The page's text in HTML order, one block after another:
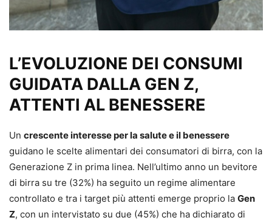
L’EVOLUZIONE DEI CONSUMI
GUIDATA DALLA GEN Z,
ATTENTI AL BENESSERE
Un crescente interesse per la salute e il benessere
guidano le scelte alimentari dei consumatori di birra, con la
Generazione Z in prima linea. Nell’ultimo anno un bevitore
di birra su tre (32%) ha seguito un regime alimentare
controllato e tra i target più attenti emerge proprio la Gen
Z, con un intervistato su due (45%) che ha dichiarato di